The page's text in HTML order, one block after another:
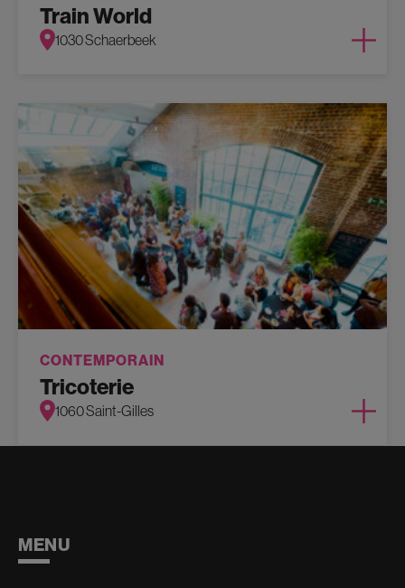
Train World
1030 Schaerbeek
CONTEMPORAIN
Tricoterie
1060 Saint-Gilles
MENU